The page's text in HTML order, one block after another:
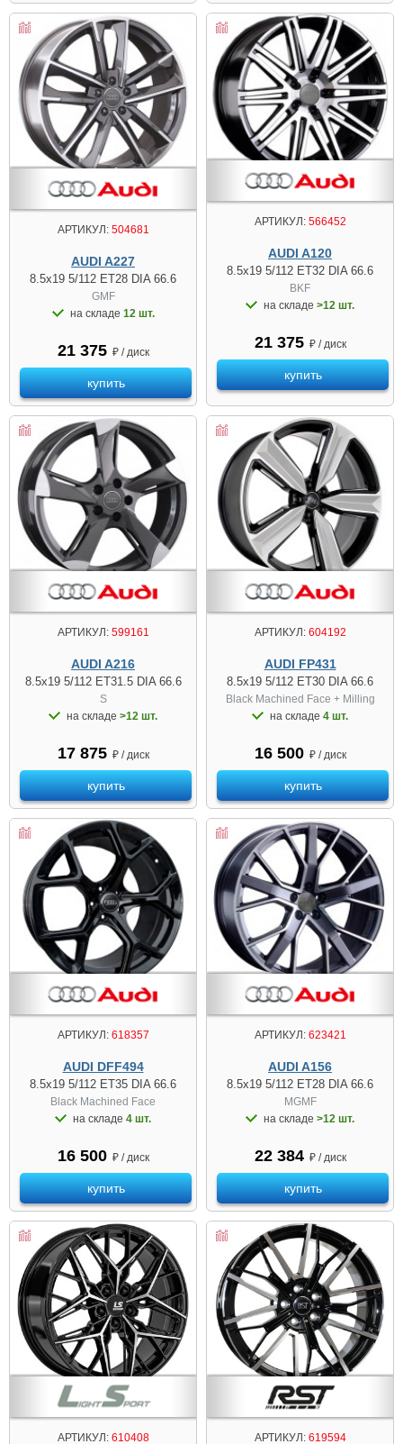
АРТИКУЛ:504681
AUDI A227
8.5x19 5/112 ET28 DIA 66.6
GMF
на складе 12 шт.
21 375 ₽ / диск
купить
АРТИКУЛ:566452
AUDI A120
8.5x19 5/112 ET32 DIA 66.6
BKF
на складе >12 шт.
21 375 ₽ / диск
купить
АРТИКУЛ:599161
AUDI A216
8.5x19 5/112 ET31.5 DIA 66.6
S
на складе >12 шт.
17 875 ₽ / диск
купить
АРТИКУЛ:604192
AUDI FP431
8.5x19 5/112 ET30 DIA 66.6
Black Machined Face + Milling
на складе 4 шт.
16 500 ₽ / диск
купить
АРТИКУЛ:618357
AUDI DFF494
8.5x19 5/112 ET35 DIA 66.6
Black Machined Face
на складе 4 шт.
16 500 ₽ / диск
купить
АРТИКУЛ:623421
AUDI A156
8.5x19 5/112 ET28 DIA 66.6
MGMF
на складе >12 шт.
22 384 ₽ / диск
купить
АРТИКУЛ:610408 АРТИКУЛ:619594